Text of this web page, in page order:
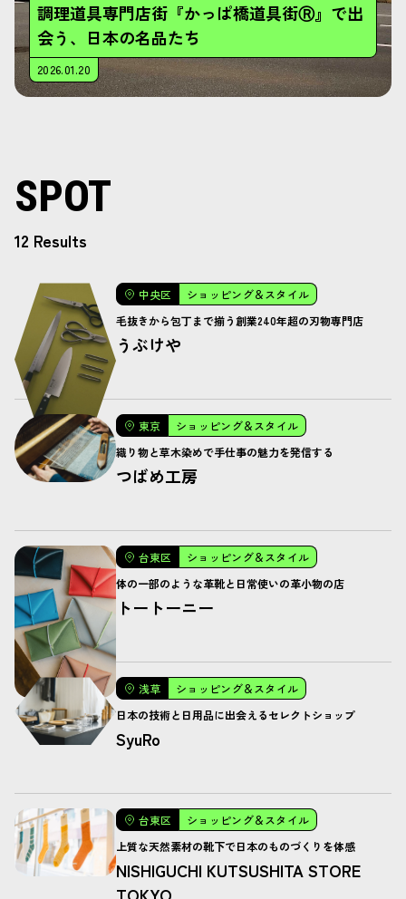
調理道具専門店街『かっぱ橋道具街Ⓡ』で出
会う、日本の名品たち
2026.01.20
SPOT
12 Results
中央区
ショッピング＆スタイル
毛抜きから包丁まで揃う創業240年超の刃物専門店
うぶけや
東京
ショッピング＆スタイル
織り物と草木染めで手仕事の魅力を発信する
つばめ工房
台東区
ショッピング＆スタイル
体の一部のような革靴と日常使いの革小物の店
トートーニー
浅草
ショッピング＆スタイル
日本の技術と日用品に出会えるセレクトショップ
SyuRo
台東区
ショッピング＆スタイル
上質な天然素材の靴下で日本のものづくりを体感
NISHIGUCHI KUTSUSHITA STORE